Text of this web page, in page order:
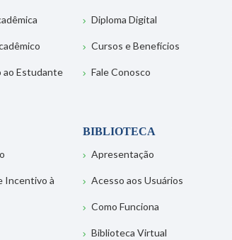
Estudante
Diploma Digital
Cursos e Benefícios
Fale Conosco
Incentivo à
BIBLIOTECA
Apresentação
Acesso aos Usuários
Como Funciona
Biblioteca Virtual